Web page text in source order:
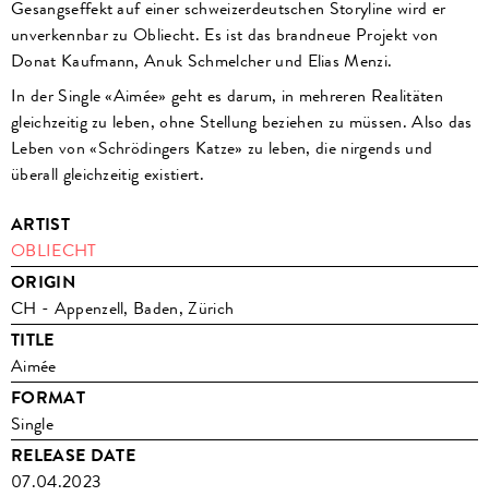
Gesangseffekt auf einer schweizerdeutschen Storyline wird er
unverkennbar zu Obliecht. Es ist das brandneue Projekt von
Donat Kaufmann, Anuk Schmelcher und Elias Menzi.
In der Single «Aimée» geht es darum, in mehreren Realitäten
gleichzeitig zu leben, ohne Stellung beziehen zu müssen. Also das
Leben von «Schrödingers Katze» zu leben, die nirgends und
überall gleichzeitig existiert.
ARTIST
OBLIECHT
ORIGIN
CH - Appenzell, Baden, Zürich
TITLE
Aimée
FORMAT
Single
RELEASE DATE
07.04.2023